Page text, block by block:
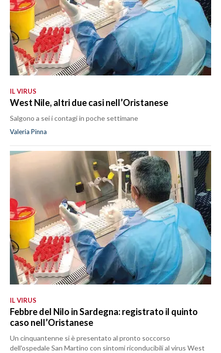
IL VIRUS
West Nile, altri due casi nell’Oristanese
Salgono a sei i contagi in poche settimane
Valeria Pinna
IL VIRUS
Febbre del Nilo in Sardegna: registrato il quinto
caso nell’Oristanese
Un cinquantenne si è presentato al pronto soccorso
dell'ospedale San Martino con sintomi riconducibili al virus West